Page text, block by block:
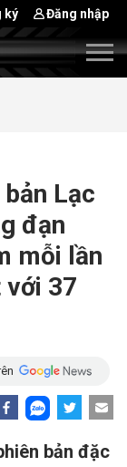
ký Đăng nhập
Lạc
đạn
mỗi lần
với 37
bản đặc